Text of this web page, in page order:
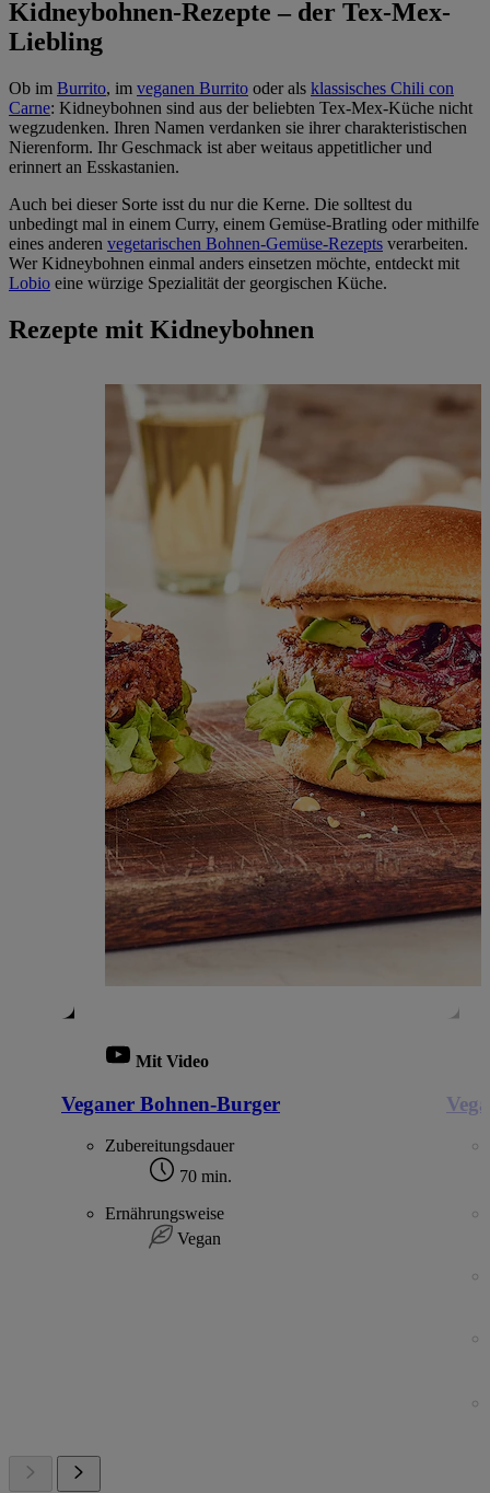
Kidneybohnen-Rezepte – der Tex-Mex-
Liebling
Ob im Burrito, im veganen Burrito oder als klassisches Chili con
Carne: Kidneybohnen sind aus der beliebten Tex-Mex-Küche nicht
wegzudenken. Ihren Namen verdanken sie ihrer charakteristischen
Nierenform. Ihr Geschmack ist aber weitaus appetitlicher und
erinnert an Esskastanien.
Auch bei dieser Sorte isst du nur die Kerne. Die solltest du
unbedingt mal in einem Curry, einem Gemüse-Bratling oder mithilfe
eines anderen vegetarischen Bohnen-Gemüse-Rezepts verarbeiten.
Wer Kidneybohnen einmal anders einsetzen möchte, entdeckt mit
Lobio eine würzige Spezialität der georgischen Küche.
Rezepte mit Kidneybohnen
Mit Video
Veganer Bohnen-Burger
Zubereitungsdauer
70 min.
Ernährungsweise
Vegan